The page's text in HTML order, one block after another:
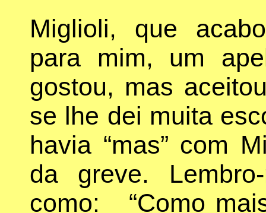
Miglioli, que
para mim, um
gostou, mas
se lhe dei muita
havia “mas” com
da greve.
como: “Como